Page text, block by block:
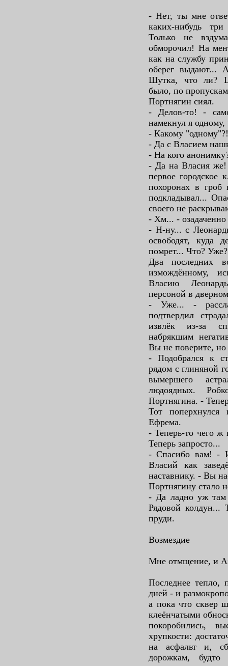
- Нет, ты мне
каких-нибудь
Только не
обморочил! На
как на службу
оберег выдают...
Шутка, что ли?
было, по
Портнягин сиял.
- Делов-то! -
намекнул я
- Какому "одному"?!
- Да с Власием
- На кого
- Да на Власия же!
первое
похоронах в гроб
подкладывал...
своего не
- Хм... -
- Н-ну... с
освободят, куда
помрет... Что? Уже?
Два последних
измождённому,
Власию
персоной в
- Уже... -
подтвердил
извлёк из-за
набрякшим
Вы не поверите,
- Подобрался к
рядом с глиняной
вымершего
людоядных.
Портнягина. -
Тот поперхнулся
Ефрема.
- Теперь-то чего ж
Теперь запросто...
- Спасибо вам! -
Власий как
наставнику. - Вы
Портнягину стало
- Да ладно уж там
Рядовой
пруди.
Возмездие
Мне отмщение, и
Последнее тепло,
дней - и
а пока что сквер
клеёнчатыми
покоробились,
хрупкости:
на асфальт и,
дорожкам, будто